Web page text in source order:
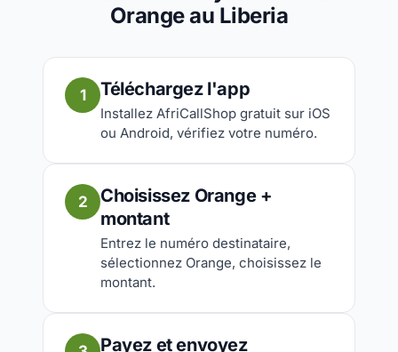
Orange au Liberia
1 Téléchargez l'app
Installez AfriCallShop gratuit sur iOS
ou Android, vérifiez votre numéro.
2
Choisissez Orange +
montant
Entrez le numéro destinataire,
sélectionnez Orange, choisissez le
montant.
Payez et envoyez